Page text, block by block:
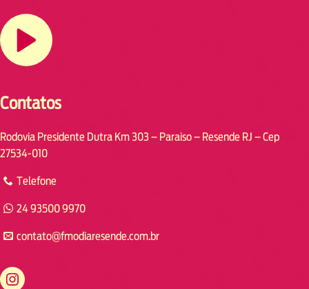
Contatos
Rodovia Presidente Dutra Km 303 – Paraiso – Resende RJ – Cep
27534-010
Telefone
24 93500 9970
contato@fmodiaresende.com.br
https://www.instagram.com/fmodiaresende